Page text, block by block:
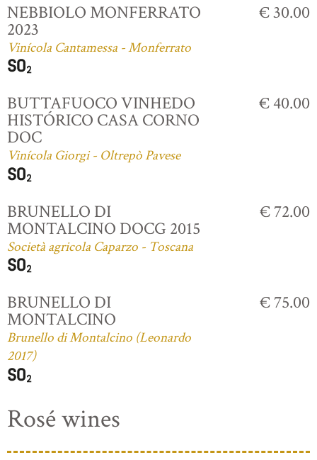
NEBBIOLO MONFERRATO
2023
Vinícola Cantamessa - Monferrato
€ 30.00
BUTTAFUOCO VINHEDO
HISTÓRICO CASA CORNO
DOC
Vinícola Giorgi - Oltrepò Pavese
€ 40.00
BRUNELLO DI
MONTALCINO DOCG 2015
Società agricola Caparzo - Toscana
€ 72.00
BRUNELLO DI
MONTALCINO
Brunello di Montalcino (Leonardo
2017)
€ 75.00
Rosé wines